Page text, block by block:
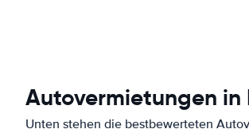
Autovermietungen in
Unten stehen die bestbewerteten